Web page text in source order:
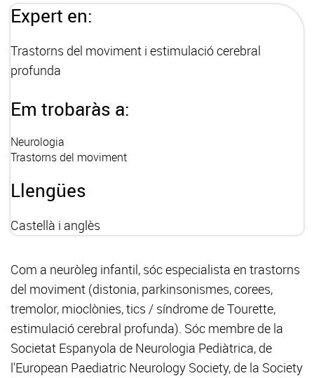
Expert en:
Trastorns del moviment i estimulació cerebral
profunda
Em trobaràs a:
Neurologia
Trastorns del moviment
Llengües
Castellà i anglès
Com a neuròleg infantil, sóc especialista en trastorns
del moviment (distonia, parkinsonismes, corees,
tremolor, mioclònies, tics / síndrome de Tourette,
estimulació cerebral profunda). Sóc membre de la
Societat Espanyola de Neurologia Pediàtrica, de
l'European Paediatric Neurology Society, de la Society